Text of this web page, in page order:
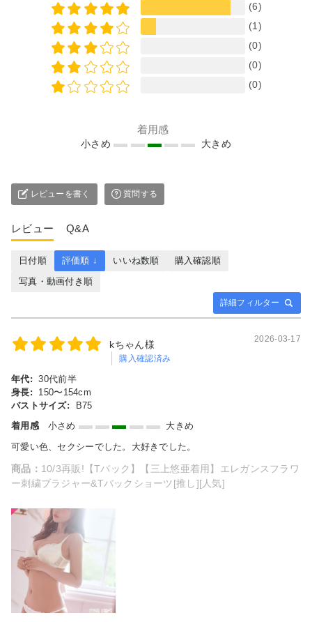
(6)
(1)
(0)
(0)
(0)
着用感
小さめ 大きめ
レビューを書く 質問する
レビュー Q&A
詳細フィルター
日付順 評価順 ↓ いいね数順
購入確認順
写真・動画付き順
kちゃん様
購入確認済み
2026-03-17
年代: 30代前半
身長:
150〜154cm
バストサイズ:
B75
着用感
小さめ
大きめ
可愛い色、セクシーでした。大好きでした。
商品： 10/3再販!【Tバック】【三上悠亜着用】エレガンスフラワ
ー刺繍ブラジャー&Tバックショーツ[推し][人気]